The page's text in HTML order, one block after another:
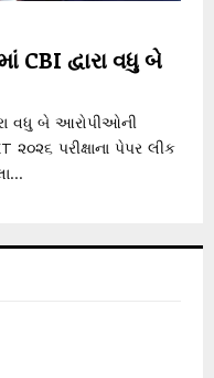
CBI દ્વારા વધુ બે
વધુ બે આરોપીઓની
પરીક્ષાના પેપર લીક